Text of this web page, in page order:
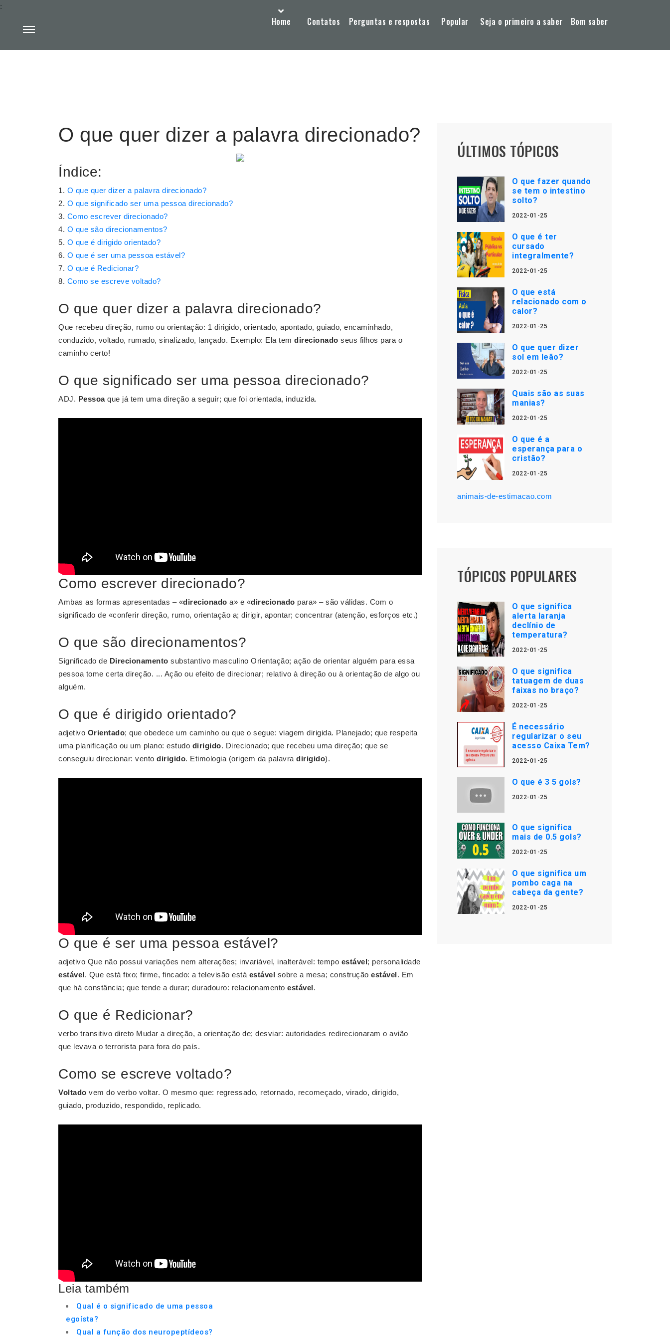
Home Contatos Perguntas e respostas Popular Seja o primeiro a saber Bom saber
:
O que quer dizer a palavra direcionado?
Índice:
O que quer dizer a palavra direcionado?
O que significado ser uma pessoa direcionado?
Como escrever direcionado?
O que são direcionamentos?
O que é dirigido orientado?
O que é ser uma pessoa estável?
O que é Redicionar?
Como se escreve voltado?
O que quer dizer a palavra direcionado?
Que recebeu direção, rumo ou orientação: 1 dirigido, orientado, apontado, guiado, encaminhado,
conduzido, voltado, rumado, sinalizado, lançado. Exemplo: Ela tem direcionado seus filhos para o
caminho certo!
O que significado ser uma pessoa direcionado?
ADJ. Pessoaque já tem uma direção a seguir; que foi orientada, induzida.
Como escrever direcionado?
Ambas as formas apresentadas – «direcionado a» e «direcionado para» – são válidas. Com o
significado de «conferir direção, rumo, orientação a; dirigir, apontar; concentrar (atenção, esforços etc.)
O que são direcionamentos?
Significado de Direcionamento substantivo masculino Orientação; ação de orientar alguém para essa
pessoa tome certa direção. ... Ação ou efeito de direcionar; relativo à direção ou à orientação de algo ou
alguém.
O que é dirigido orientado?
adjetivo Orientado; que obedece um caminho ou que o segue: viagem dirigida. Planejado; que respeita
uma planificação ou um plano: estudo dirigido. Direcionado; que recebeu uma direção; que se
conseguiu direcionar: vento dirigido. Etimologia (origem da palavra dirigido).
O que é ser uma pessoa estável?
adjetivo Que não possui variações nem alterações; invariável, inalterável: tempo estável; personalidade
estável. Que está fixo; firme, fincado: a televisão está estável sobre a mesa; construção estável. Em
que há constância; que tende a durar; duradouro: relacionamento estável.
O que é Redicionar?
verbo transitivo direto Mudar a direção, a orientação de; desviar: autoridades redirecionaram o avião
que levava o terrorista para fora do país.
Como se escreve voltado?
Voltado vem do verbo voltar. O mesmo que: regressado, retornado, recomeçado, virado, dirigido,
guiado, produzido, respondido, replicado.
Leia também
Qual é o significado de uma pessoa
egoísta?
Qual a função dos neuropeptídeos?
ÚLTIMOS TÓPICOS
O que fazer quando
se tem o intestino
solto?
2022-01-25
O que é ter
cursado
integralmente?
2022-01-25
O que está
relacionado com o
calor?
2022-01-25
O que quer dizer
sol em leão?
2022-01-25
Quais são as suas
manias?
2022-01-25
O que é a
esperança para o
cristão?
2022-01-25
animais-de-estimacao.com
TÓPICOS POPULARES
O que significa
alerta laranja
declínio de
temperatura?
2022-01-25
O que significa
tatuagem de duas
faixas no braço?
2022-01-25
É necessário
regularizar o seu
acesso Caixa Tem?
2022-01-25
O que é 3 5 gols?
2022-01-25
O que significa
mais de 0.5 gols?
2022-01-25
O que significa um
pombo caga na
cabeça da gente?
2022-01-25